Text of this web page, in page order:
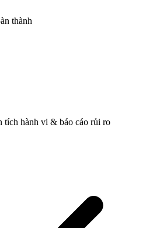
thành
tích hành vi & báo cáo rủi ro